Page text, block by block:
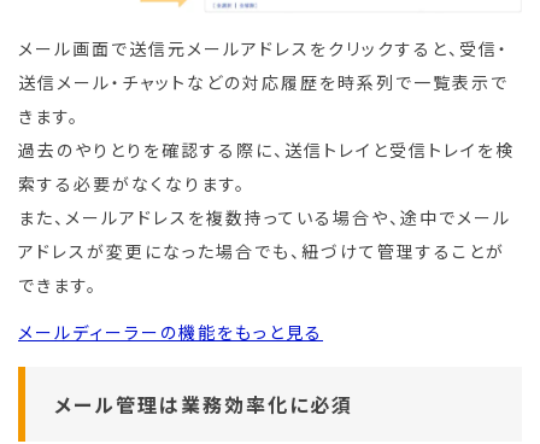
メール画面で送信元メールアドレスをクリックすると、受信・
送信メール・チャットなどの対応履歴を時系列で一覧表示で
きます。
過去のやりとりを確認する際に、送信トレイと受信トレイを検
索する必要がなくなります。
また、メールアドレスを複数持っている場合や、途中でメール
アドレスが変更になった場合でも、紐づけて管理することが
できます。
メールディーラーの機能をもっと見る
メール管理は業務効率化に必須